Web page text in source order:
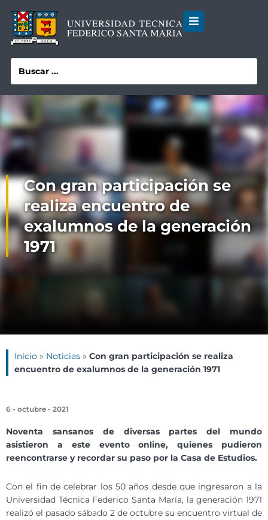
Con gran participación se
realiza encuentro de
exalumnos de la generación
1971
Inicio » Noticias » Con gran participación se realiza
encuentro de exalumnos de la generación 1971
6 - octubre - 2021
Noventa sansanos de diversas partes del mundo
asistieron a este evento online, quienes pudieron
reencontrarse y recordar su paso por la Casa de Estudios.
Con el fin de celebrar los 50 años desde que ingresaron a la
Universidad Técnica Federico Santa María, la generación 1971
realizó el pasado sábado 2 de octubre su encuentro virtual de